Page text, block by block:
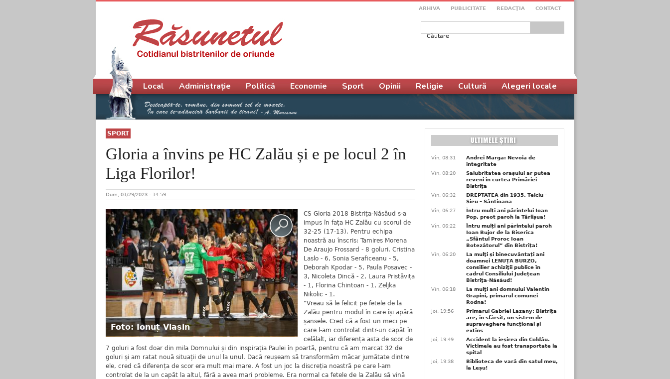
ARHIVA PUBLICITATE REDACŢIA CONTACT
Formular de căutare
SPORT
Gloria a învins pe HC Zalău și e pe locul 2 în
Liga Florilor!
Dum, 01/29/2023 - 14:59
Foto: Ionuț Vlașin
CS Gloria 2018 Bistrița-Năsăud s-a
impus în fața HC Zalău cu scorul de
32-25 (17-13). Pentru echipa
noastră au înscris: Tamires Morena
De Araujo Frossard - 8 goluri, Cristina
Laslo - 6, Sonia Seraficeanu - 5,
Deborah Kpodar - 5, Paula Posavec -
3, Nicoleta Dincă - 2, Laura Pristăvița
- 1, Florina Chintoan - 1, Zeljka
Nikolic - 1.
"Vreau să le felicit pe fetele de la
Zalău pentru modul în care își apără
șansele. Cred că a fost un meci pe
care l-am controlat dintr-un capăt în
celălalt, iar diferența asta de scor de
7 goluri a fost doar din mila Domnului și din inspirația Paulei în poartă, pentru că am marcat 32 de
goluri și am ratat nouă situații de unul la unul. Dacă reușeam să transformăm măcar jumătate dintre
ele, cred că diferența de scor era mult mai mare. A fost un joc la discreția noastră pe care l-am
controlat de la un capăt la altul, fără a avea mari probleme. Era normal ca fetele de la Zalău să vină
Meniu principal
Local Administrație Politică Economie Sport Opinii Religie Cultură Alegeri locale
Vin, 08:31
Andrei Marga: Nevoia de
integritate
Vin, 08:20
Salubritatea orașului ar putea
reveni în curtea Primăriei
Bistrița
Vin, 06:32
DREPTATEA din 1935. Telciu -
Șieu – Sântioana
Vin, 06:27
Întru mulți ani părintelui Ioan
Pop, preot paroh la Târlișua!
Vin, 06:22
Întru mulți ani părintelui paroh
Ioan Bujor de la Biserica
„Sfântul Proroc Ioan
Botezătorul” din Bistrița!
Vin, 06:20
La mulţi și binecuvântați ani
doamnei LENUŢA BURZO,
consilier achiziţii publice în
cadrul Consiliului Judeţean
Bistriţa-Năsăud!
Vin, 06:18
La mulţi ani domnului Valentin
Grapini, primarul comunei
Rodna!
Joi, 19:56
Primarul Gabriel Lazany: Bistrița
are, în sfârșit, un sistem de
supraveghere funcțional și
extins
Joi, 19:49
Accident la ieșirea din Coldău.
Victimele au fost transportate la
spital
Joi, 19:38
Biblioteca de vară din satul meu,
la Leșu!